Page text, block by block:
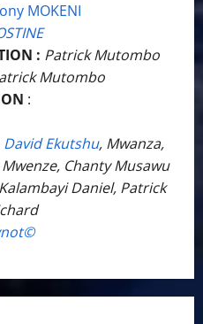
MOKENI
: Patrick Mutombo
Mutombo
:
David Ekutshu, Mwanza,
Chanty Musawu
Daniel, Patrick